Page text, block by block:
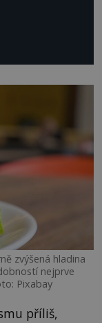
zvýšená hladina
nejprve
Pixabay
příliš,